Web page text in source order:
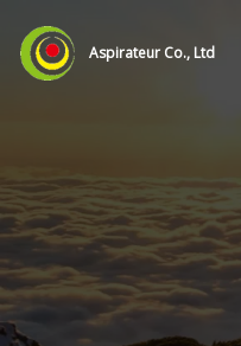
Aspirateur Co., Ltd